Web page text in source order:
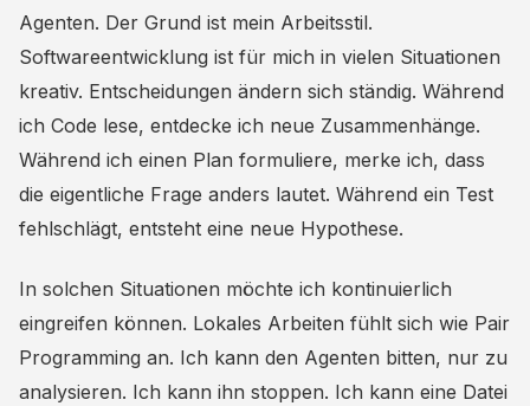
Agenten. Der Grund ist mein Arbeitsstil.
Softwareentwicklung ist für mich in vielen Situationen
kreativ. Entscheidungen ändern sich ständig. Während
ich Code lese, entdecke ich neue Zusammenhänge.
Während ich einen Plan formuliere, merke ich, dass
die eigentliche Frage anders lautet. Während ein Test
fehlschlägt, entsteht eine neue Hypothese.
In solchen Situationen möchte ich kontinuierlich
eingreifen können. Lokales Arbeiten fühlt sich wie Pair
Programming an. Ich kann den Agenten bitten, nur zu
analysieren. Ich kann ihn stoppen. Ich kann eine Datei